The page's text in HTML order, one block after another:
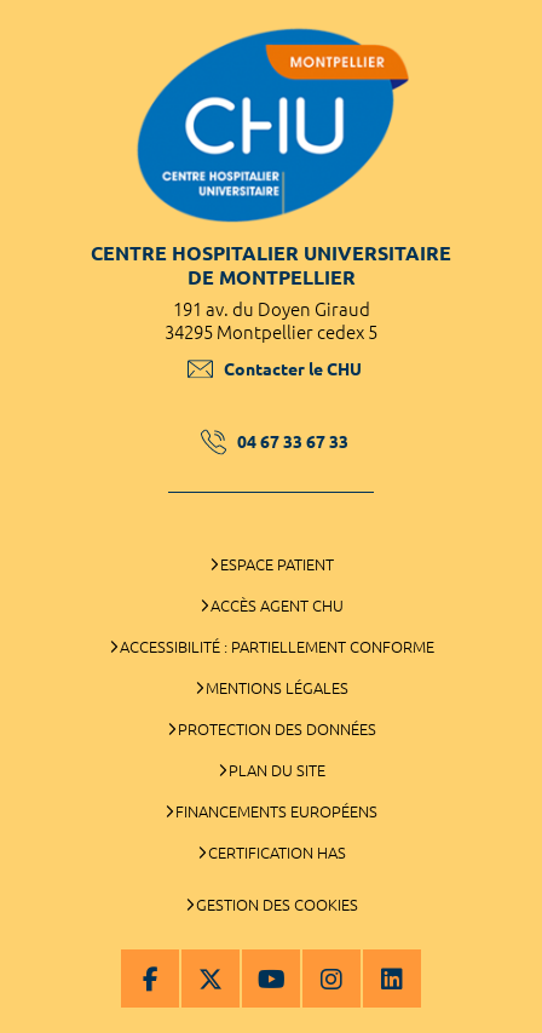
CENTRE HOSPITALIER UNIVERSITAIRE
DE MONTPELLIER
191 av. du Doyen Giraud
34295 Montpellier cedex 5
Contacter le CHU
04 67 33 67 33
ESPACE PATIENT
ACCÈS AGENT CHU
ACCESSIBILITÉ : PARTIELLEMENT CONFORME
MENTIONS LÉGALES
PROTECTION DES DONNÉES
PLAN DU SITE
FINANCEMENTS EUROPÉENS
CERTIFICATION HAS
GESTION DES COOKIES